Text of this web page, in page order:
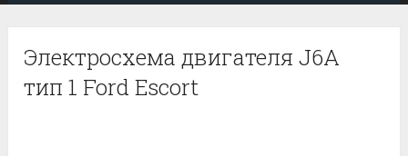
Электросхема двигателя J6A
тип 1 Ford Escort